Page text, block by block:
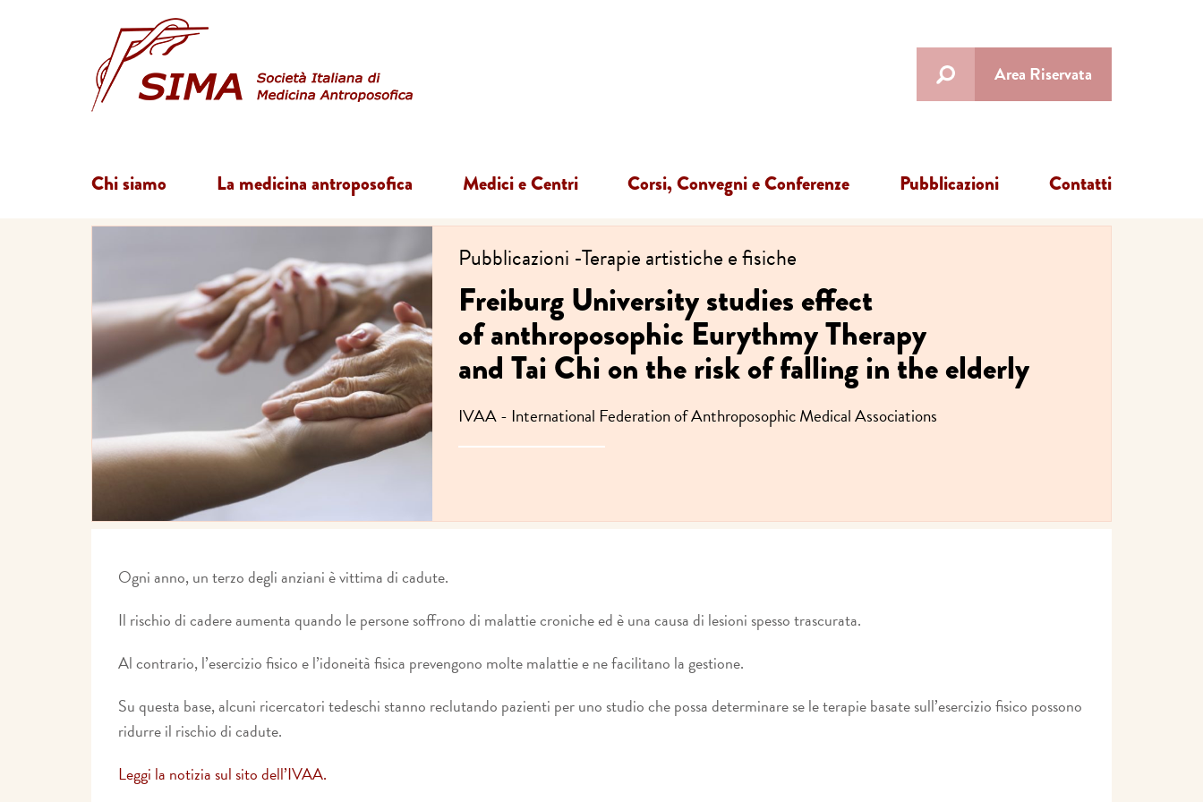
Area Riservata
Chi siamo La medicina antroposofica Medici e Centri Corsi, Convegni e Conferenze Pubblicazioni Contatti
Pubblicazioni -Terapie artistiche e fisiche
Freiburg University studies effect
of anthroposophic Eurythmy Therapy
and Tai Chi on the risk of falling in the elderly
IVAA - International Federation of Anthroposophic Medical Associations
Ogni anno, un terzo degli anziani è vittima di cadute.
Il rischio di cadere aumenta quando le persone soffrono di malattie croniche ed è una causa di lesioni spesso trascurata.
Al contrario, l’esercizio fisico e l’idoneità fisica prevengono molte malattie e ne facilitano la gestione.
Su questa base, alcuni ricercatori tedeschi stanno reclutando pazienti per uno studio che possa determinare se le terapie basate sull’esercizio fisico possono
ridurre il rischio di cadute.
Leggi la notizia sul sito dell’IVAA.